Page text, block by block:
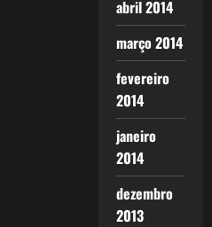
abril 2014
março 2014
fevereiro
2014
janeiro
2014
dezembro
2013